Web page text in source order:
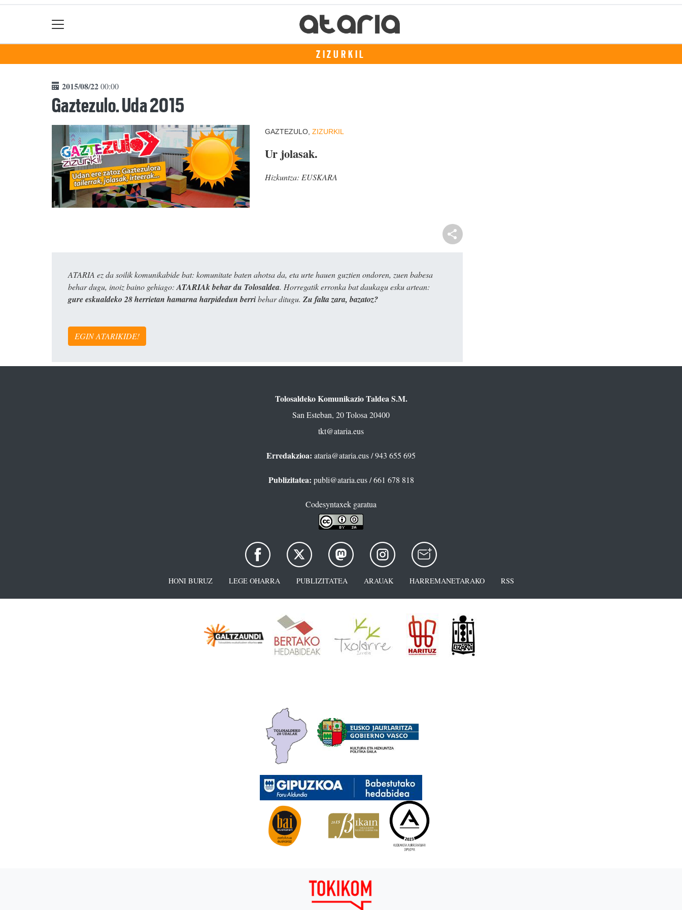
ZIZURKIL
2015/08/2200:00
Gaztezulo. Uda 2015
GAZTEZULO, ZIZURKIL
Ur jolasak.
Hizkuntza: EUSKARA
ATARIA ez da soilik komunikabide bat: komunitate baten ahotsa da, eta urte hauen guztien ondoren, zuen babesa
behar dugu, inoiz baino gehiago: ATARIAk behar du Tolosaldea. Horregatik erronka bat daukagu esku artean:
gure eskualdeko 28 herrietan hamarna harpidedun berribehar ditugu. Zu falta zara, bazatoz?
EGIN ATARIKIDE!
Tolosaldeko Komunikazio Taldea S.M.
San Esteban, 20 Tolosa 20400
tkt@ataria.eus
Erredakzioa: ataria@ataria.eus/ 943 655 695
Publizitatea: publi@ataria.eus/ 661 678 818
Codesyntaxek garatua
HONI BURUZ LEGE OHARRA PUBLIZITATEA ARAUAK HARREMANETARAKO RSS